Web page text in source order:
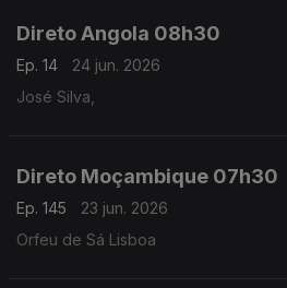
Direto Angola 08h30
Ep. 14
24 jun. 2026
José Silva,
Direto Moçambique 07h30
Ep. 145
23 jun. 2026
Orfeu de Sá Lisboa